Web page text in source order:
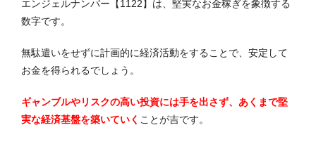
エンジェルナンバー【1122】は、堅実なお金稼ぎを象徴する
数字です。
無駄遣いをせずに計画的に経済活動をすることで、安定して
お金を得られるでしょう。
ギャンブルやリスクの高い投資には手を出さず、あくまで堅
実な経済基盤を築いていく ことが吉です。